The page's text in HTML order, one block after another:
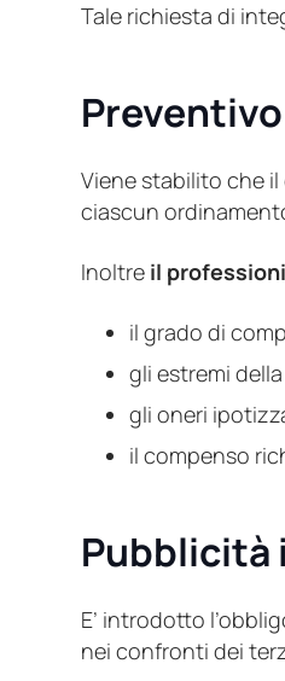
Tale richiesta di
Viene stabilito che
ciascun
Inoltre il
il grado di
gli estremi
gli oneri
il compenso
Pubblicità
E’ introdotto
nei confronti dei